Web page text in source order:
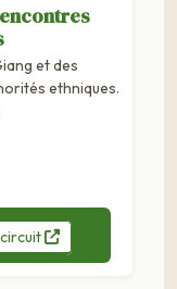
et des
ethniques.
circuit